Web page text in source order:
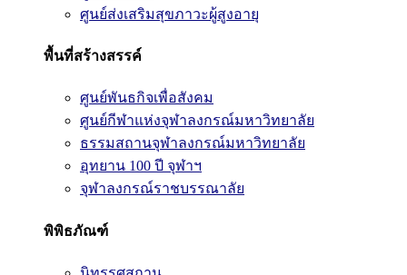
ศูนย์ส่งเสริมสุขภาวะผู้สูงอายุ
พื้นที่สร้างสรรค์
ศูนย์พันธกิจเพื่อสังคม
ศูนย์กีฬาแห่งจุฬาลงกรณ์มหาวิทยาลัย
ธรรมสถานจุฬาลงกรณ์มหาวิทยาลัย
อุทยาน 100 ปี จุฬาฯ
จุฬาลงกรณ์ราชบรรณาลัย
พิพิธภัณฑ์